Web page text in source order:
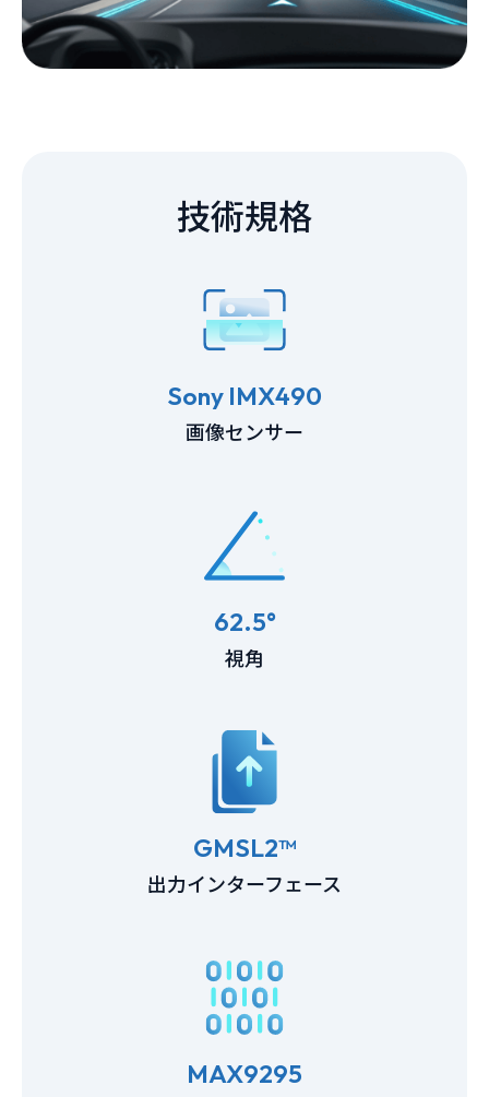
技術規格
Sony IMX490
画像センサー
62.5°
視角
GMSL2™
出力インターフェース
MAX9295